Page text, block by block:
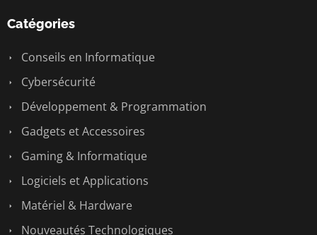
Catégories
Conseils en Informatique
Cybersécurité
Développement & Programmation
Gadgets et Accessoires
Gaming & Informatique
Logiciels et Applications
Matériel & Hardware
Nouveautés Technologiques